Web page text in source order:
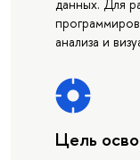
данных. Для
анализа и
Цель